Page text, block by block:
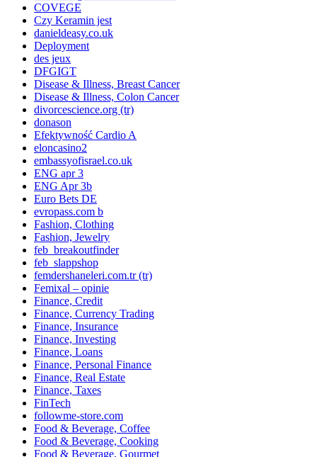
COVEGE
Czy Keramin jest
danieldeasy.co.uk
Deployment
des jeux
DFGIGT
Disease & Illness, Breast Cancer
Disease & Illness, Colon Cancer
divorcescience.org (tr)
donason
Efektywność Cardio A
eloncasino2
embassyofisrael.co.uk
ENG apr 3
ENG Apr 3b
Euro Bets DE
evropass.com b
Fashion, Clothing
Fashion, Jewelry
feb_breakoutfinder
feb_slappshop
femdershaneleri.com.tr (tr)
Femixal – opinie
Finance, Credit
Finance, Currency Trading
Finance, Insurance
Finance, Investing
Finance, Loans
Finance, Personal Finance
Finance, Real Estate
Finance, Taxes
FinTech
followme-store.com
Food & Beverage, Coffee
Food & Beverage, Cooking
Food & Beverage, Gourmet